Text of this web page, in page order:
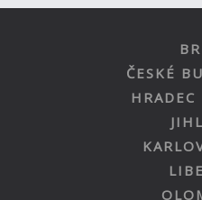
ČESKÉ
HRADEC